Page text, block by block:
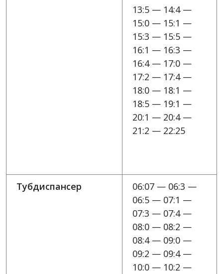
13:5 — 14:4 —
15:0 — 15:1 —
15:3 — 15:5 —
16:1 — 16:3 —
16:4 — 17:0 —
17:2 — 17:4 —
18:0 — 18:1 —
18:5 — 19:1 —
20:1 — 20:4 —
21:2 — 22:25
Тубдиспансер
06:07 — 06:3 —
06:5 — 07:1 —
07:3 — 07:4 —
08:0 — 08:2 —
08:4 — 09:0 —
09:2 — 09:4 —
10:0 — 10:2 —